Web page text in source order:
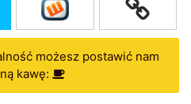
możesz postawić nam
kawę: